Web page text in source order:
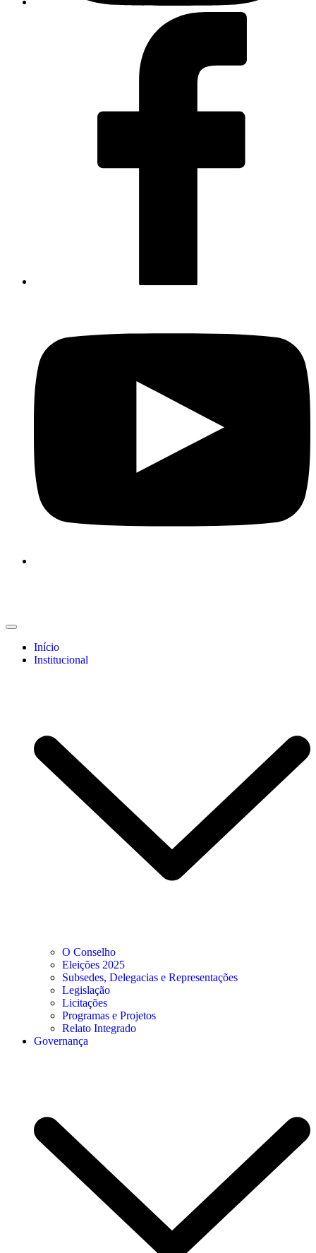
Início
Institucional
O Conselho
Eleições 2025
Subsedes, Delegacias e Representações
Legislação
Licitações
Programas e Projetos
Relato Integrado
Governança